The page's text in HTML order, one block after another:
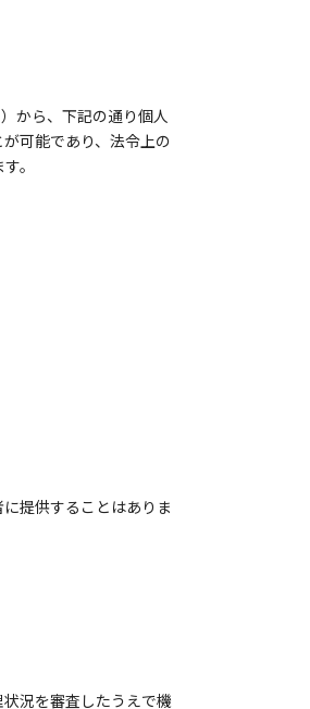
から、下記の通り個人
可能であり、法令上の
。
提供することはありま
況を審査したうえで機